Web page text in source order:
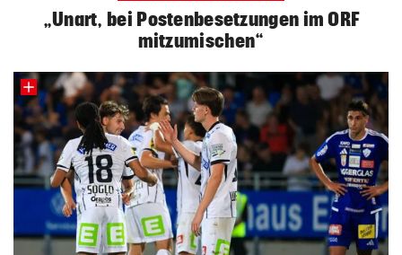
„Unart, bei Postenbesetzungen im ORF
mitzumischen“